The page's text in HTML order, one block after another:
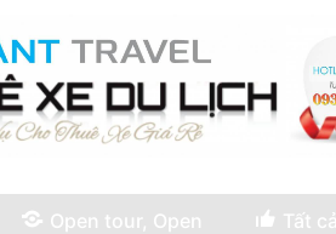
Open tour, Open
Tất